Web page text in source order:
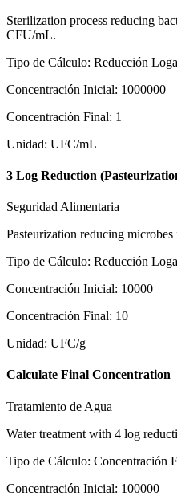
Sterilization process reducing
CFU/mL.
Tipo de Cálculo: Reducción
Concentración Inicial: 1000000
Concentración Final: 1
Unidad: UFC/mL
3 Log Reduction
Seguridad Alimentaria
Pasteurization reducing
Tipo de Cálculo: Reducción
Concentración Inicial: 10000
Concentración Final: 10
Unidad: UFC/g
Calculate Final Concentration
Tratamiento de Agua
Water treatment with 4 log
Tipo de Cálculo: Concentración
Concentración Inicial: 100000